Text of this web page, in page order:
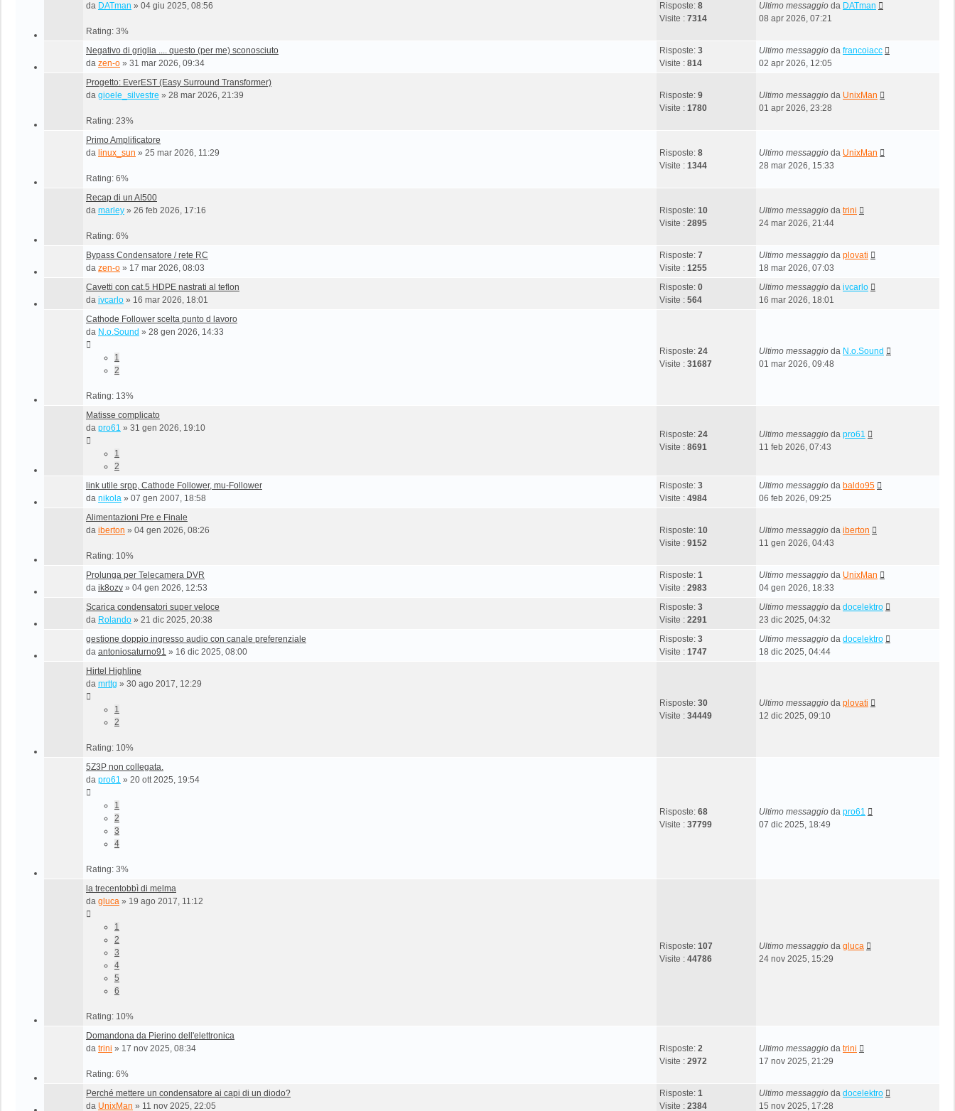
da DATman » 04 giu 2025, 08:56
Rating: 3%
Risposte: 8
Visite : 7314
Ultimo messaggio da DATman
08 apr 2026, 07:21
Negativo di griglia .... questo (per me) sconosciuto
da zen-o » 31 mar 2026, 09:34
Risposte: 3
Visite : 814
Ultimo messaggio da francoiacc
02 apr 2026, 12:05
Progetto: EverEST (Easy Surround Transformer)
da gioele_silvestre » 28 mar 2026, 21:39
Rating: 23%
Risposte: 9
Visite : 1780
Ultimo messaggio da UnixMan
01 apr 2026, 23:28
Primo Amplificatore
da linux_sun » 25 mar 2026, 11:29
Rating: 6%
Risposte: 8
Visite : 1344
Ultimo messaggio da UnixMan
28 mar 2026, 15:33
Recap di un AI500
da marley » 26 feb 2026, 17:16
Rating: 6%
Risposte: 10
Visite : 2895
Ultimo messaggio da trini
24 mar 2026, 21:44
Bypass Condensatore / rete RC
da zen-o » 17 mar 2026, 08:03
Risposte: 7
Visite : 1255
Ultimo messaggio da plovati
18 mar 2026, 07:03
Cavetti con cat.5 HDPE nastrati al teflon
da ivcarlo » 16 mar 2026, 18:01
Risposte: 0
Visite : 564
Ultimo messaggio da ivcarlo
16 mar 2026, 18:01
Cathode Follower scelta punto d lavoro
da N.o.Sound » 28 gen 2026, 14:33
1
2
Rating: 13%
Risposte: 24
Visite : 31687
Ultimo messaggio da N.o.Sound
01 mar 2026, 09:48
Matisse complicato
da pro61 » 31 gen 2026, 19:10
1
2
Risposte: 24
Visite : 8691
Ultimo messaggio da pro61
11 feb 2026, 07:43
link utile srpp, Cathode Follower, mu-Follower
da nikola » 07 gen 2007, 18:58
Risposte: 3
Visite : 4984
Ultimo messaggio da baldo95
06 feb 2026, 09:25
Alimentazioni Pre e Finale
da iberton » 04 gen 2026, 08:26
Rating: 10%
Risposte: 10
Visite : 9152
Ultimo messaggio da iberton
11 gen 2026, 04:43
Prolunga per Telecamera DVR
da ik8ozv » 04 gen 2026, 12:53
Risposte: 1
Visite : 2983
Ultimo messaggio da UnixMan
04 gen 2026, 18:33
Scarica condensatori super veloce
da Rolando » 21 dic 2025, 20:38
Risposte: 3
Visite : 2291
Ultimo messaggio da docelektro
23 dic 2025, 04:32
gestione doppio ingresso audio con canale preferenziale
da antoniosaturno91 » 16 dic 2025, 08:00
Risposte: 3
Visite : 1747
Ultimo messaggio da docelektro
18 dic 2025, 04:44
Hirtel Highline
da mrttg » 30 ago 2017, 12:29
1
2
Rating: 10%
Risposte: 30
Visite : 34449
Ultimo messaggio da plovati
12 dic 2025, 09:10
5Z3P non collegata.
da pro61 » 20 ott 2025, 19:54
1
2
3
4
Rating: 3%
Risposte: 68
Visite : 37799
Ultimo messaggio da pro61
07 dic 2025, 18:49
la trecentobbì di melma
da gluca » 19 ago 2017, 11:12
1
2
3
4
5
6
Rating: 10%
Risposte: 107
Visite : 44786
Ultimo messaggio da gluca
24 nov 2025, 15:29
Domandona da Pierino dell'elettronica
da trini » 17 nov 2025, 08:34
Rating: 6%
Risposte: 2
Visite : 2972
Ultimo messaggio da trini
17 nov 2025, 21:29
Perché mettere un condensatore ai capi di un diodo?
da UnixMan » 11 nov 2025, 22:05
Risposte: 1
Visite : 2384
Ultimo messaggio da docelektro
15 nov 2025, 17:28